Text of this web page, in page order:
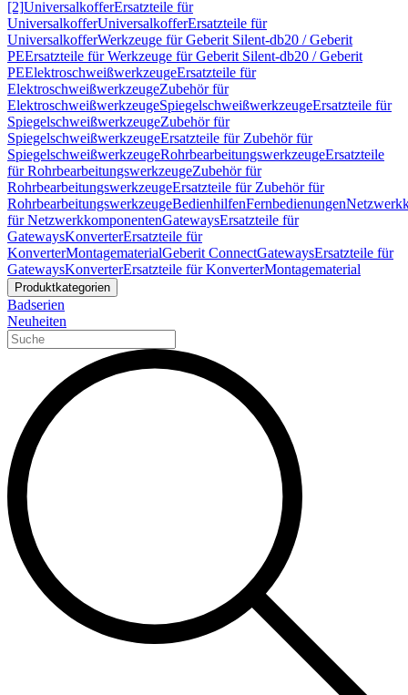
[2]UniversalkofferErsatzteile für
UniversalkofferUniversalkofferErsatzteile für
UniversalkofferWerkzeuge für Geberit Silent-db20 / Geberit
PEErsatzteile für Werkzeuge für Geberit Silent-db20 / Geberit
PEElektroschweißwerkzeugeErsatzteile für
ElektroschweißwerkzeugeZubehör für
ElektroschweißwerkzeugeSpiegelschweißwerkzeugeErsatzteile für
SpiegelschweißwerkzeugeZubehör für
SpiegelschweißwerkzeugeErsatzteile für Zubehör für
SpiegelschweißwerkzeugeRohrbearbeitungswerkzeugeErsatzteile
für RohrbearbeitungswerkzeugeZubehör für
RohrbearbeitungswerkzeugeErsatzteile für Zubehör für
RohrbearbeitungswerkzeugeBedienhilfenFernbedienungen
für NetzwerkkomponentenGatewaysErsatzteile für
GatewaysKonverterErsatzteile für
KonverterMontagematerialGeberit ConnectGatewaysErsatzteile für
GatewaysKonverterErsatzteile für KonverterMontagematerial
Produktkategorien
Badserien
Neuheiten